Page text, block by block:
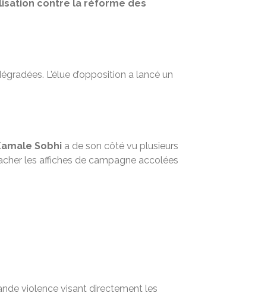
contre la réforme des
L’élue d’opposition a lancé un
Sobhi a de son côté vu plusieurs
les affiches de campagne accolées
violence visant directement les